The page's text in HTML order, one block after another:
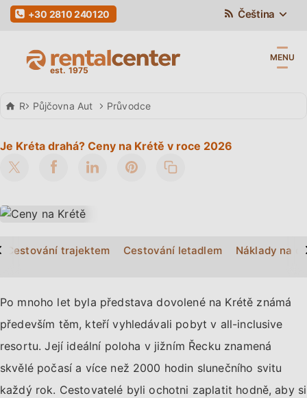
Čeština
+30 2810 240120
MENU
Rental Center Crete
Půjčovna Aut Průvodce
Je Kréta drahá? Ceny na Krétě v roce 2026
Cestování trajektem Cestování letadlem Náklady na
Po mnoho let byla představa dovolené na Krétě známá
především těm, kteří vyhledávali pobyt v all-inclusive
resortu. Její ideální poloha v jižním Řecku znamená
skvělé počasí a více než 2000 hodin slunečního svitu
každý rok. Cestovatelé byli ochotni zaplatit hodně, aby si